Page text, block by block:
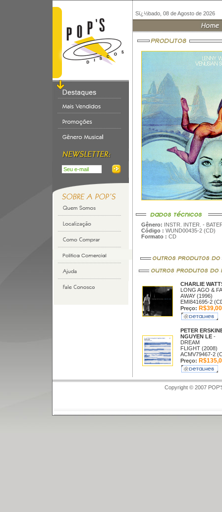
Sï¿½bado, 08 de Agosto de 2026
Gênero: INSTR. INTER. -
Código : WUND00435-2 (CD)
Formato : CD
CHARLIE
LONG AGO &
AWAY (1996)
EMI841695-2
Preço: R$39,00
PETER
NGUYEN LE-
DREAM
FLIGHT (2008)
ACMV79467-2
Preço:
Copyright © 2007